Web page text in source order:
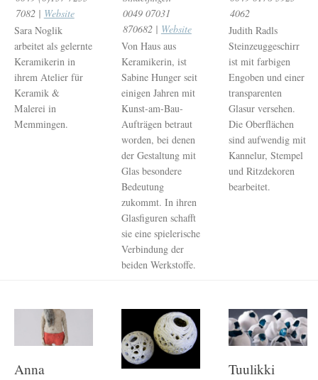
7082 | Website
Sara Noglik
arbeitet als gelernte
Keramikerin in
ihrem Atelier für
Keramik &
Malerei in
Memmingen.
0049 07031
870682 | Website
Von Haus aus
Keramikerin, ist
Sabine Hunger seit
einigen Jahren mit
Kunst-am-Bau-
Aufträgen betraut
worden, bei denen
der Gestaltung mit
Glas besondere
Bedeutung
zukommt. In ihren
Glasfiguren schafft
sie eine spielerische
Verbindung der
beiden Werkstoffe.
4062
Judith Radls
Steinzeuggeschirr
ist mit farbigen
Engoben und einer
transparenten
Glasur versehen.
Die Oberflächen
sind aufwendig mit
Kannelur, Stempel
und Ritzdekoren
bearbeitet.
Anna
Tuulikki